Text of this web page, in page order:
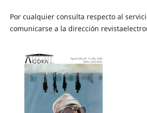
Por cualquier consulta respecto al
comunicarse a la dirección